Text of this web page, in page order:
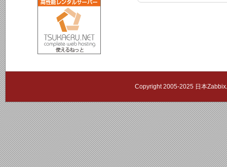
Copyright 2005-2025 日本